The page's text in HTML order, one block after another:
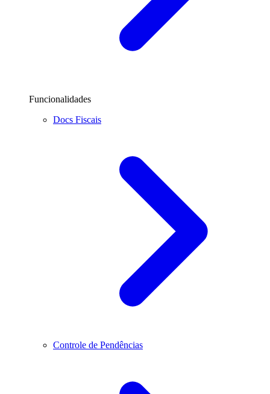
Funcionalidades
Docs Fiscais
Controle de Pendências